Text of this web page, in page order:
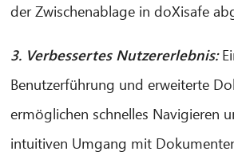
der Zwischenablage in doXisafe
3. Verbessertes Nutzererlebnis:
Benutzerführung und erweiterte
ermöglichen schnelles Navigieren
intuitiven Umgang mit